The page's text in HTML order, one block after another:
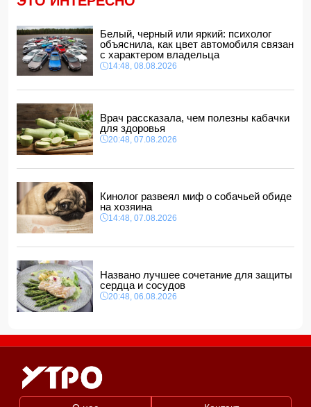
В мире зафиксирован рекордный рост цен на продукты
В Гобустанском районе Hyundai врезался в фонарный
столб: есть погибший
11:48, 08.08.2026
США ввели санкции против двух криптобирж за
сотрудничество с КСИР
11:40, 08.08.2026
Фон дер Ляйен захотела пресечь доходы России «со
всех сторон»
11:34, 08.08.2026
Белый, черный или яркий: психолог
объяснила, как цвет автомобиля связан
с характером владельца
14:48, 08.08.2026
Врач рассказала, чем полезны кабачки
для здоровья
20:48, 07.08.2026
Кинолог развеял миф о собачьей обиде
на хозяина
14:48, 07.08.2026
Названо лучшее сочетание для защиты
сердца и сосудов
20:48, 06.08.2026